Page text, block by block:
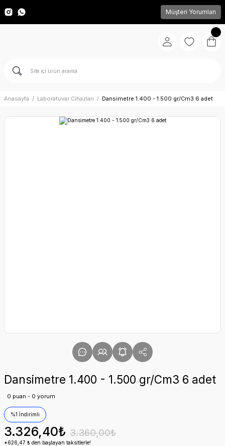
Müşteri Yorumları
Anasayfa Laboratuvar Cihazları Dansimetre 1.400 - 1.500 gr/Cm3 6 adet
Dansimetre 1.400 - 1.500 gr/Cm3 6 adet
0 puan - 0 yorum
%1 İndirimli
3.326,40₺ 3.360,00₺
*626,47 ₺ den başlayan taksitlerle!